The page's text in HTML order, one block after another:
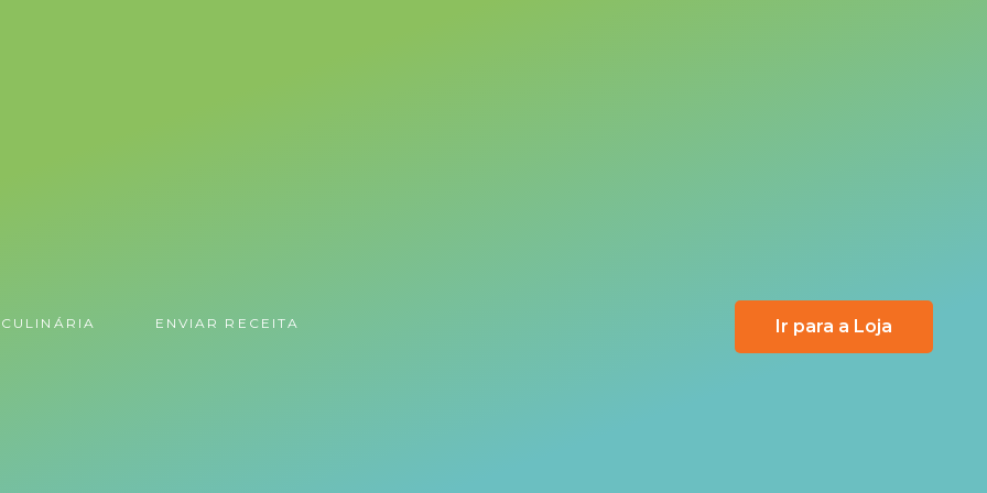
CULINÁRIA ENVIAR RECEITA Ir para a Loja